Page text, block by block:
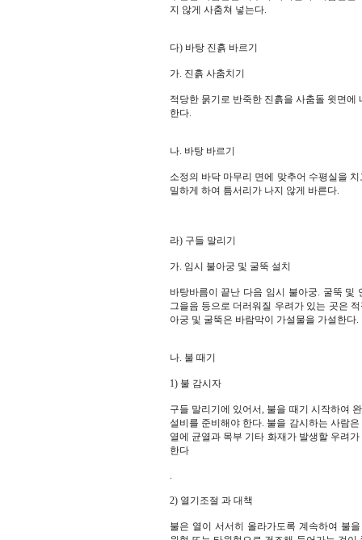
지 않게 사춤쳐 넣는다.
다) 바탕 진흙 바르기
가. 진흙 사춤치기
적당한 묽기로 반죽한 진흙을 사춤돌 윗면
한다.
나. 바탕 바르기
소정의 바닥 마무리 면에 맞추어 수평실을
밀하게 하여 틈서리가 나지 않게 바른다.
라) 구들 말리기
가. 임시 불아궁 및 굴뚝 설치
바탕바름이 끝난 다음 임시 불아궁. 굴뚝
그을음 등으로 더러워질 우려가 있는 곳은
아궁 및 굴뚝은 바람막이 가설물을 가설한다.
나. 불 때기
1) 불 감시자
구들 말리기에 있어서, 불을 때기 시작하여
설비를 준비해야 한다. 불을 감시하는 사람
열에 균열과 목부 기타 화재가 발생할 우려
한다
.
2) 열기조절 과 대책
불은 열이 서서히 올라가도록 계속하여 불